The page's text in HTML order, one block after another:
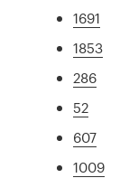
1691
1853
286
52
607
1009